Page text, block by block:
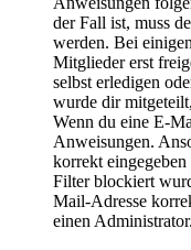
der Fall ist, muss
werden. Bei
Mitglieder erst
selbst erledigen
wurde dir
Wenn du eine E-
Anweisungen.
korrekt
Filter blockiert
Mail-Adresse
einen Administrator.